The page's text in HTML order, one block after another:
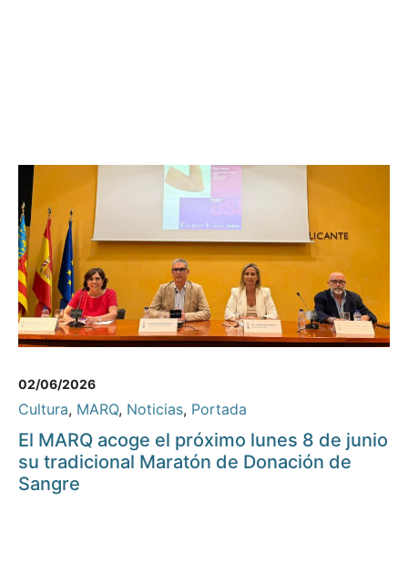
02/06/2026
Cultura, MARQ, Noticias, Portada
El MARQ acoge el próximo lunes 8 de junio
su tradicional Maratón de Donación de
Sangre